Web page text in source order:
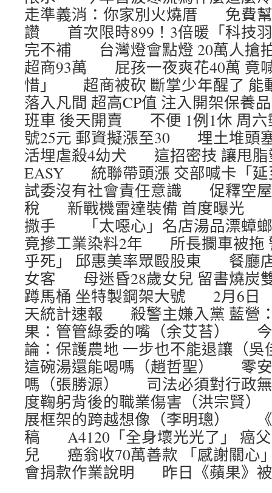
走準義消：你家別火燒厝 免費幫
讚 首次限時899！3倍暖「科技
完不補 台灣燈會點燈 20萬人
超商93萬 屁孩一夜爽花40萬 竟
惜」 超商被砍 斷掌少年醒了
落入凡間 超高CP值 注入開架保
班車 後天開賣 不便 1例1休 周
號25元 郵資擬漲至30 埋土堆頭
活埋虐殺4幼犬 這招密技 讓甩脂
EASY 統聯帶頭漲 交部喊卡「
試委沒有社會責任意識 促釋空屋
稅 新戰機雷達裝備 首度曝光
撒手 「太噁心」名店湯品漂蟑
竟摻工業染料2年 所長攔車被
乎死」 邱惠美率眾毆股東 餐廳
女客 母迷昏28歲女兒 留書燒
蹲馬桶 坐特製鋼架大號 2月6日
天統計速報 殺警主嫌入黨 藍
果：管管綠委的嘴（余艾苔）
論：保護農地 一步也不能退讓（
這碗湯還能喝嗎（趙哲聖） 零安
嗎（張勝源） 司法必須對行政
度鞠躬背後的職業傷害（洪宗賢
展框架的跨越想像（李明璁）
稿 A4120「全身壞光光了」 癌父
兒 癌翁收70萬善款 「感謝關
會捐款作業說明 昨日《蘋果》被